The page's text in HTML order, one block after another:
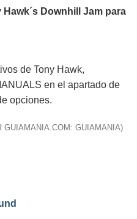
Downhill Jam para
de Tony Hawk,
en el apartado de
opciones.
GUIAMANIA.COM: GUIAMANIA)